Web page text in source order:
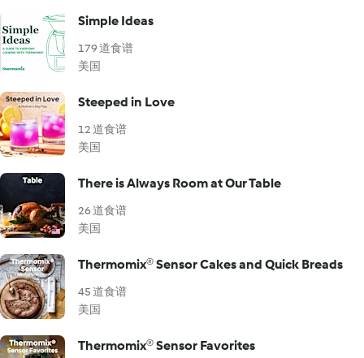
Simple Ideas
179 道食谱
美国
Steeped in Love
12 道食谱
美国
There is Always Room at Our Table
26 道食谱
美国
Thermomix® Sensor Cakes and Quick Breads
45 道食谱
美国
Thermomix® Sensor Favorites